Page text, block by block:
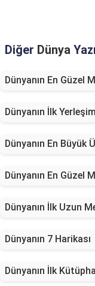
Diğer Dünya
Dünyanın En Güzel
Dünyanın İlk
Dünyanın En Büyük
Dünyanın En Güzel
Dünyanın İlk Uzun
Dünyanın 7 Harikası
Dünyanın İlk